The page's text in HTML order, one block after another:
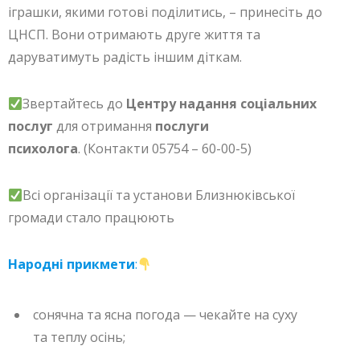
іграшки, якими готові поділитись, – принесіть до
ЦНСП. Вони отримають друге життя та
даруватимуть радість іншим діткам.
Звертайтесь до Центру надання соціальних
послуг для отримання послуги
психолога. (Контакти 05754 – 60-00-5)
Всі організації та установи Близнюківської
громади стало працюють
Народні прикмети:
сонячна та ясна погода — чекайте на суху
та теплу осінь;